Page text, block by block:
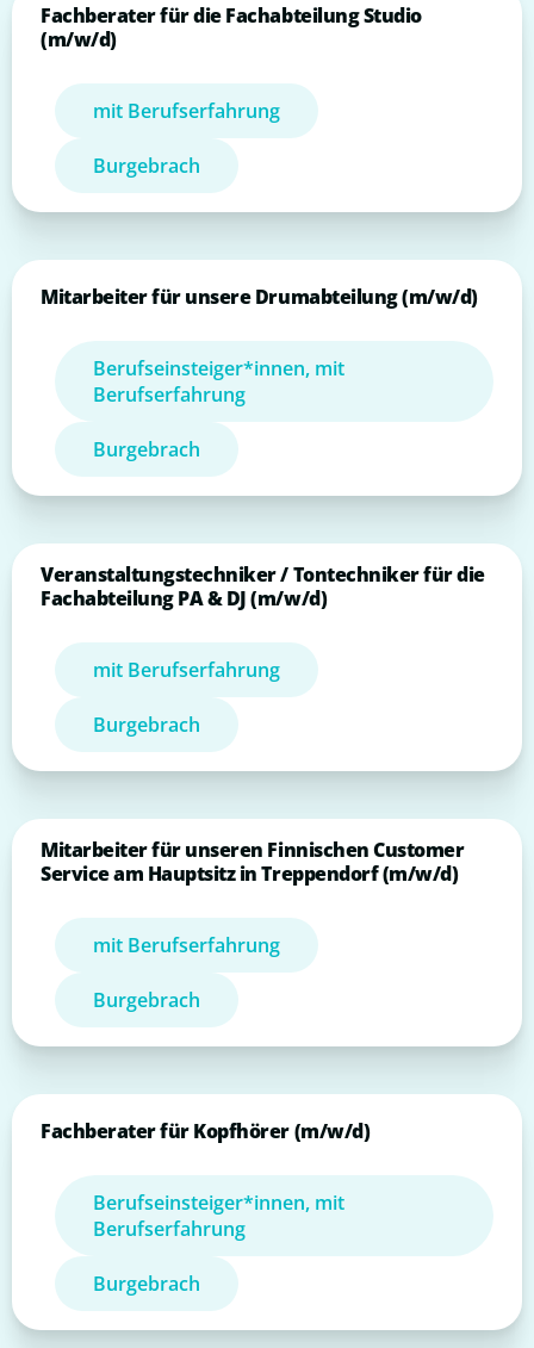
Fachberater für die Fachabteilung Studio
(m/w/d)
mit Berufserfahrung
Burgebrach
Mitarbeiter für unsere Drumabteilung (m/w/d)
Berufseinsteiger*innen, mit
Berufserfahrung
Burgebrach
Veranstaltungstechniker / Tontechniker für die
Fachabteilung PA & DJ (m/w/d)
mit Berufserfahrung
Burgebrach
Mitarbeiter für unseren Finnischen Customer
Service am Hauptsitz in Treppendorf (m/w/d)
mit Berufserfahrung
Burgebrach
Fachberater für Kopfhörer (m/w/d)
Berufseinsteiger*innen, mit
Berufserfahrung
Burgebrach